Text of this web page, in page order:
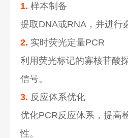
1. 样本制备
提取DNA或RNA，并进行
2. 实时荧光定量PCR
利用荧光标记的寡核苷酸
信号。
3. 反应体系优化
优化PCR反应体系，提高
性。